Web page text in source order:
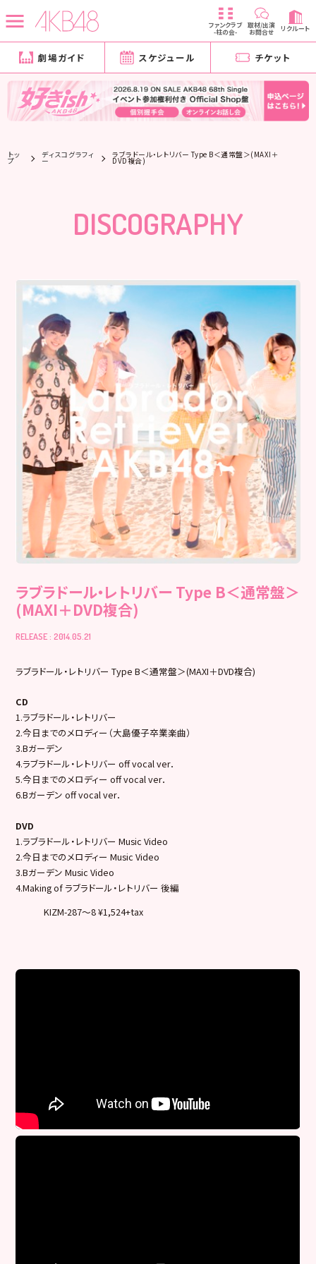
ファンクラブ
-柱の会-
取材/出演
お問合せ リクルート
劇場ガイド スケジュール チケット
トッ
プ
ディスコグラフィ
ー
ラブラドール・レトリバー Type B＜通常盤＞(MAXI＋
DVD複合)
DISCOGRAPHY
ラブラドール・レトリバー Type B＜通常盤＞
(MAXI＋DVD複合)
RELEASE : 2014.05.21
ラブラドール・レトリバー Type B＜通常盤＞(MAXI＋DVD複合)
CD
1.ラブラドール・レトリバー
2.今日までのメロディー（大島優子卒業楽曲）
3.Bガーデン
4.ラブラドール・レトリバー off vocal ver．
5.今日までのメロディー off vocal ver．
6.Bガーデン off vocal ver．
DVD
1.ラブラドール・レトリバー Music Video
2.今日までのメロディー Music Video
3.Bガーデン Music Video
4.Making of ラブラドール・レトリバー 後編
KIZM-287～8 ¥1,524+tax